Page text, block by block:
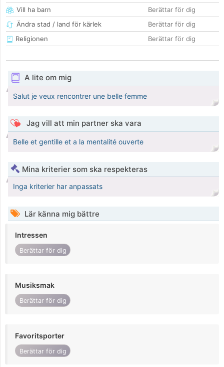
Vill ha barn
Berättar för dig
Ändra stad / land för kärlek
Berättar för dig
Religionen
Berättar för dig
A lite om mig
Salut je veux rencontrer une belle femme
Jag vill att min partner ska vara
Belle et gentille et a la mentalité ouverte
Mina kriterier som ska respekteras
Inga kriterier har anpassats
Lär känna mig bättre
Intressen
Berättar för dig
Musiksmak
Berättar för dig
Favoritsporter
Berättar för dig